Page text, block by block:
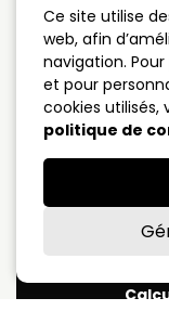
Terme 1 an
Terme 3 ans
5 ans fermé
*Sujet à
Ce site utilise
web, afin
navigation.
et pour
cookies utilisés,
politique de